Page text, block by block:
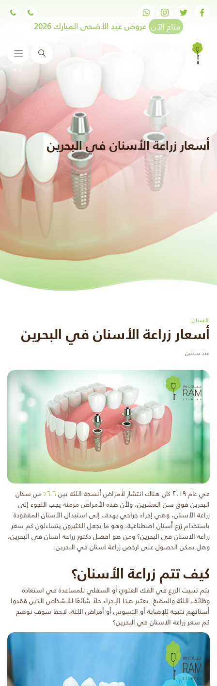
متاح الآن عروض عيد الأضحى المبارك 2026
البحث
أسعار زراعة الأسنان في البحرين
الأسنان
أسعار زراعة الأسنان في البحرين
منذ سنتين
في عام ٢٠١٩ كان هناك انتشار لأمراض أنسجة اللثة بين ٦.٦٪ من سكان
البحرين فوق سن العشرين، ولأن هذه الأمراض مزمنة يجب اللجوء إلى
زراعة الأسنان، وهي إجراء جراحي يهدف إلى استبدال الأسنان المفقودة
باستخدام زرع أسنان اصطناعية، وهو ما يجعل الكثيرون يتساءلون كم سعر
زراعة الاسنان في البحرين؟ ومن هو افضل دكتور زراعة اسنان في البحرين،
وهل يمكن الحصول على ارخص زراعة اسنان في البحرين.
كيف تتم زراعة الأسنان؟
يتم تثبيت الزرع في الفك العلوي أو السفلي للمساعدة في استعادة
وظائف اللثة والمضغ. يعتبر هذا الإجراء حلاً شائعًا للأشخاص الذين فقدوا
أسنانهم نتيجة للإصابة أو التسوس أو أمراض اللثة، لاحقا سوف نوضح
كم سعر زراعة الاسنان في البحرين؟